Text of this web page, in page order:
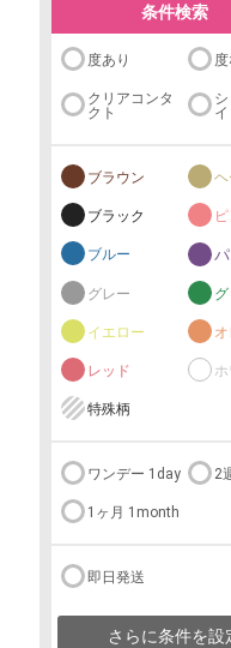
条件検索
度あり
クリアコンタ
クト
ブラウン ヘ
ブラック
ブルー
グレー
イエロー
レッド
特殊柄
ワンデー 1day 2
1ヶ月 1month
即日発送
さらに条件を設